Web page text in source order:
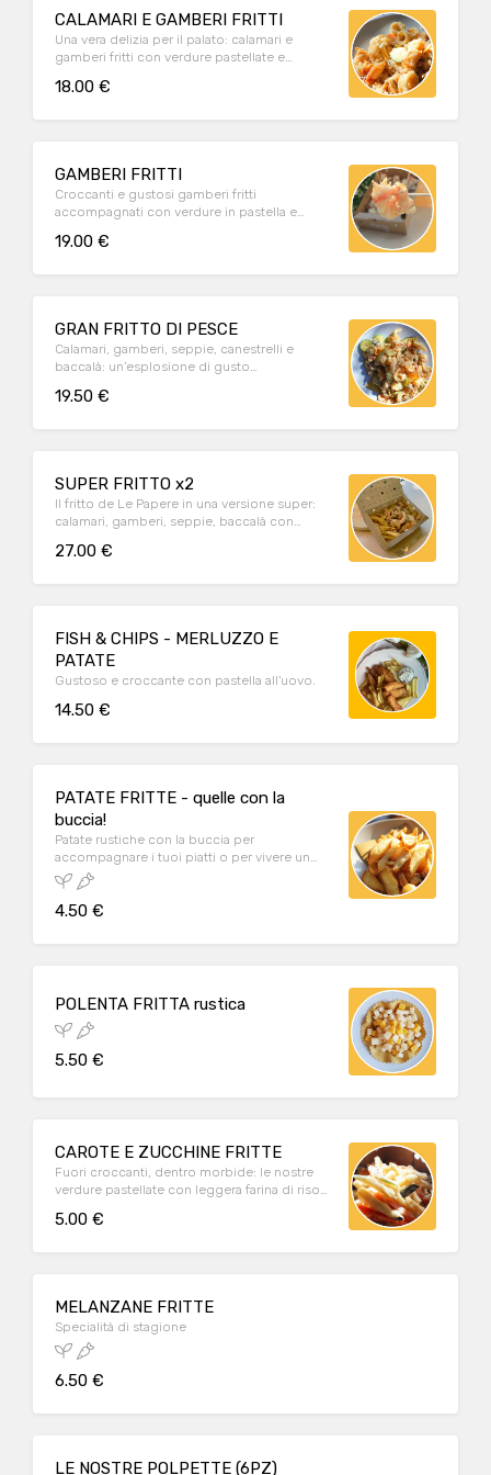
CALAMARI E GAMBERI FRITTI
Una vera delizia per il palato: calamari e
gamberi fritti con verdure pastellate e
18.00 €
GAMBERI FRITTI
Croccanti e gustosi gamberi fritti
accompagnati con verdure in pastella e
19.00 €
GRAN FRITTO DI PESCE
Calamari, gamberi, seppie, canestrelli e
baccalà: un’esplosione di gusto
morbida polenta bianca
19.50 €
SUPER FRITTO x2
Il fritto de Le Papere in una versione super:
calamari, gamberi, seppie, baccalà con
bianca morbida. Ideale per un pranzo o una
27.00 €
FISH & CHIPS - MERLUZZO E
PATATE
Gustoso e croccante con pastella all'uovo.
14.50 €
PATATE FRITTE - quelle con la
buccia!
Patate rustiche con la buccia per
accompagnare i tuoi piatti o per vivere un
piccolo momento di piacere.
4.50 €
POLENTA FRITTA rustica
5.50 €
CAROTE E ZUCCHINE FRITTE
Fuori croccanti, dentro morbide: le nostre
verdure pastellate con leggera farina di riso
5.00 €
MELANZANE FRITTE
Specialità di stagione
6.50 €
LE NOSTRE POLPETTE (6PZ)